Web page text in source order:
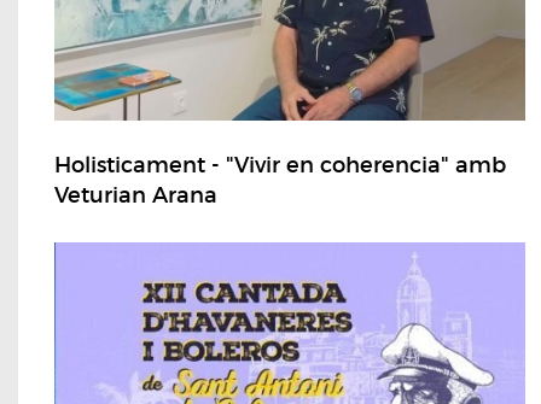
Holisticament - "Vivir en coherencia" amb
Veturian Arana